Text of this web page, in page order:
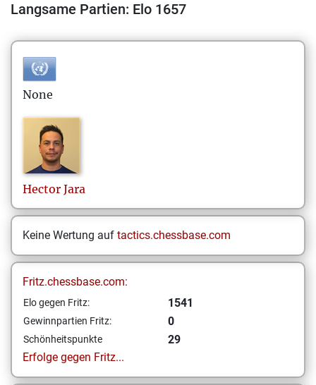
Langsame Partien: Elo 1657
None
Hector Jara
Keine Wertung auf tactics.chessbase.com
Fritz.chessbase.com:
Elo gegen Fritz: 1541
Gewinnpartien Fritz: 0
Schönheitspunkte
29
Erfolge gegen Fritz...